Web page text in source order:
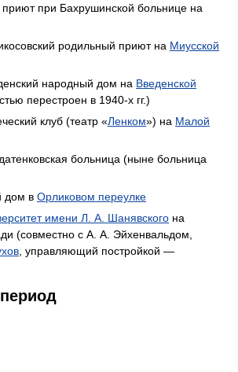
при Бахрушинской больнице на
родильный приют на Миусской
народный дом на Введенской
перестроен в 1940-х гг.)
клуб (театр «Ленком») на Малой
больница (ныне больница
дом в Орликовом переулке
имени Л. А. Шанявского на
(совместно с А. А. Эйхенвальдом,
, управляющий постройкой —